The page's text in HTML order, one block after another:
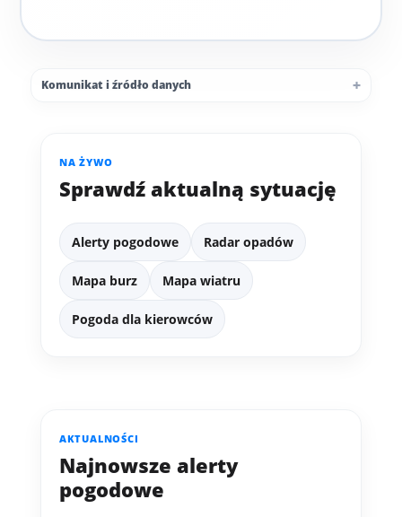
Komunikat i źródło danych
NA ŻYWO
Sprawdź aktualną sytuację
Alerty pogodowe Radar opadów
Mapa burz Mapa wiatru
Pogoda dla kierowców
AKTUALNOŚCI
Najnowsze alerty
pogodowe